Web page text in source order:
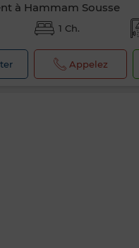
à Hammam Sousse
1 Ch.
Appelez